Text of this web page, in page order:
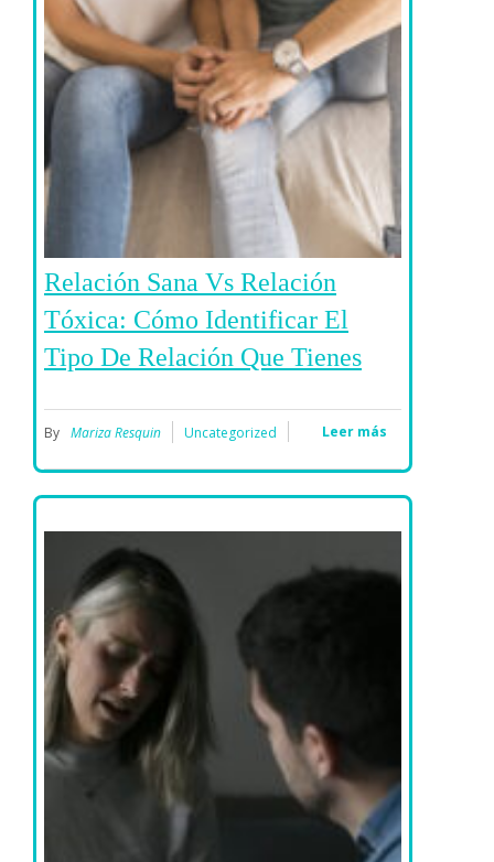
Relación Sana Vs Relación
Tóxica: Cómo Identificar El
Tipo De Relación Que Tienes
By Mariza Resquin Uncategorized Leer más